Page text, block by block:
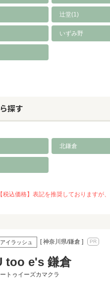
辻堂(1)
いずみ野
探す
北鎌倉
込価格】表記を推奨しておりますが
アイラッシュ [ 神奈川県/鎌倉 ]
too e's 鎌倉
トゥイーズカマクラ